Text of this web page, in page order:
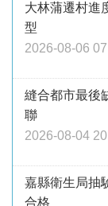
大林蒲遷村
型
2026-08-06
縫合都市最後
聯
2026-08-04
嘉縣衛生局抽
合格